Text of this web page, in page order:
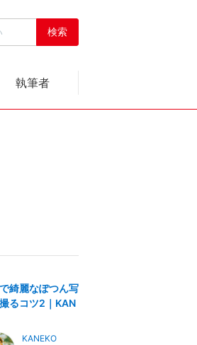
執筆者
綺麗なぽつん写
るコツ2｜KAN
KANEKO